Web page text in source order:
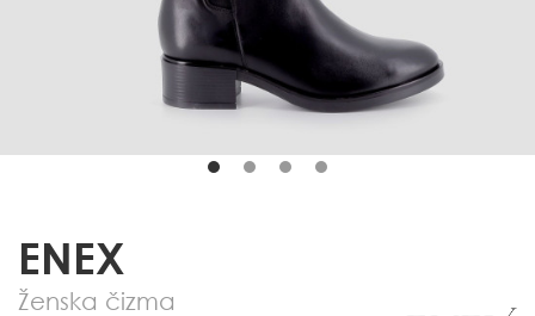
ENEX
Ženska čizma